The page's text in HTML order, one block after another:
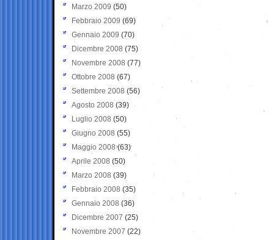
Marzo 2009 (50)
Febbraio 2009 (69)
Gennaio 2009 (70)
Dicembre 2008 (75)
Novembre 2008 (77)
Ottobre 2008 (67)
Settembre 2008 (56)
Agosto 2008 (39)
Luglio 2008 (50)
Giugno 2008 (55)
Maggio 2008(63)
Aprile 2008 (50)
Marzo 2008 (39)
Febbraio 2008 (35)
Gennaio 2008 (36)
Dicembre 2007 (25)
Novembre 2007 (22)